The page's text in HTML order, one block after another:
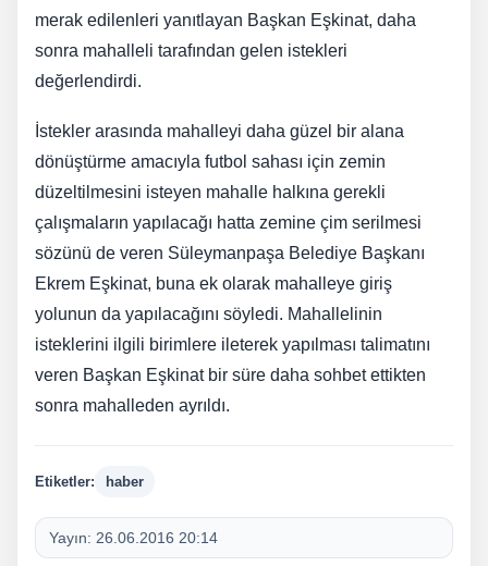
merak edilenleri yanıtlayan Başkan Eşkinat, daha
sonra mahalleli tarafından gelen istekleri
değerlendirdi.
İstekler arasında mahalleyi daha güzel bir alana
dönüştürme amacıyla futbol sahası için zemin
düzeltilmesini isteyen mahalle halkına gerekli
çalışmaların yapılacağı hatta zemine çim serilmesi
sözünü de veren Süleymanpaşa Belediye Başkanı
Ekrem Eşkinat, buna ek olarak mahalleye giriş
yolunun da yapılacağını söyledi. Mahallelinin
isteklerini ilgili birimlere ileterek yapılması talimatını
veren Başkan Eşkinat bir süre daha sohbet ettikten
sonra mahalleden ayrıldı.
Etiketler: haber
Yayın: 26.06.2016 20:14